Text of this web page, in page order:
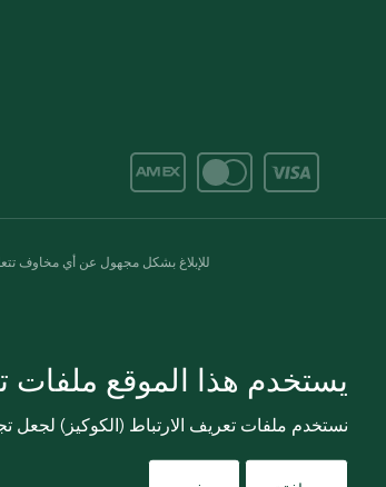
للإبلاغ بشكل مجهول عن أي مخاوف
يستخدم هذا الموقع ملفات
نستخدم ملفات تعريف الارتباط (الكوكيز)